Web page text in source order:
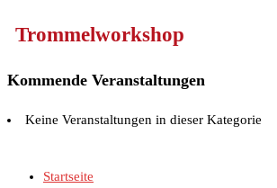
Trommelworkshop
Kommende Veranstaltungen
Keine Veranstaltungen in dieser Kategorie
Startseite